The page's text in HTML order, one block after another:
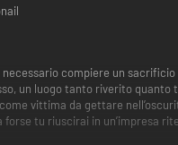
necessario compiere un
un luogo tanto riverito quanto
vittima da gettare
tu riuscirai in un’impresa